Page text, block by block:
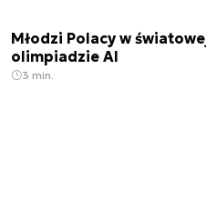
Młodzi Polacy w
olimpiadzie AI
3 min.